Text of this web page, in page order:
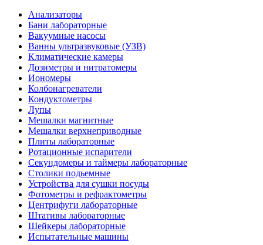
Анализаторы
Бани лабораторные
Вакуумные насосы
Ванны ультразвуковые (УЗВ)
Климатические камеры
Дозиметры и нитратомеры
Иономеры
Колбонагреватели
Кондуктометры
Лупы
Мешалки магнитные
Мешалки верхнеприводные
Плиты лабораторные
Ротационные испарители
Секундомеры и таймеры лабораторные
Столики подьемные
Устройства для сушки посуды
Фотометры и рефрактометры
Центрифуги лабораторные
Штативы лабораторные
Шейкеры лабораторные
Испытательные машины